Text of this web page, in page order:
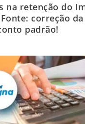
na retenção do
correção
padrão!